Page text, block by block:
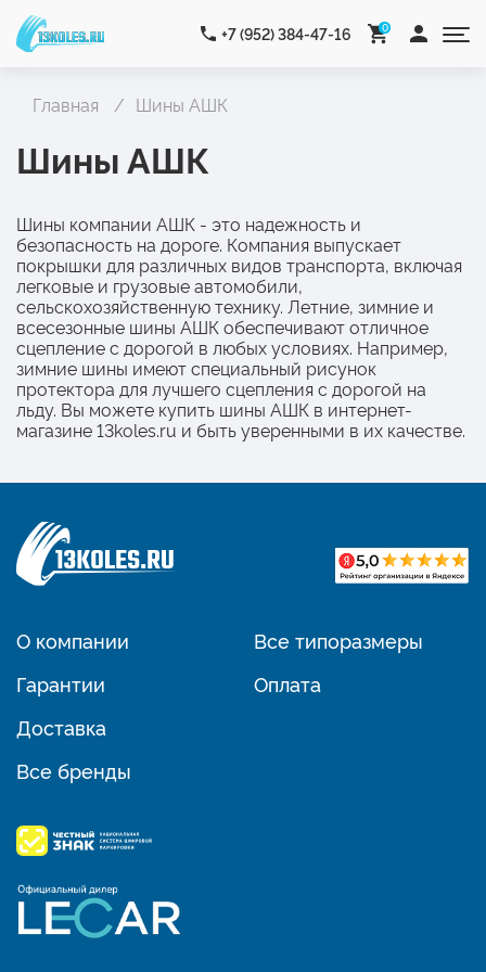
+7 (952) 384-47-16 0
Главная Шины АШК
Шины АШК
Шины компании АШК - это надежность и
безопасность на дороге. Компания выпускает
покрышки для различных видов транспорта, включая
легковые и грузовые автомобили,
сельскохозяйственную технику. Летние, зимние и
всесезонные шины АШК обеспечивают отличное
сцепление с дорогой в любых условиях. Например,
зимние шины имеют специальный рисунок
протектора для лучшего сцепления с дорогой на
льду. Вы можете купить шины АШК в интернет-
магазине 13koles.ru и быть уверенными в их качестве.
О компании
Гарантии
Доставка
Все бренды
Все типоразмеры
Оплата